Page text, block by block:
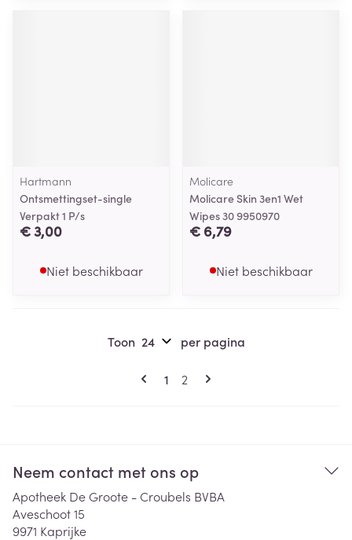
Hartmann
Ontsmettingset-single
Verpakt 1 P/s
€ 3,00
Niet beschikbaar
Molicare
Molicare Skin 3en1 Wet
Wipes 30 9950970
€ 6,79
Niet beschikbaar
Pagina's
U lees momenteel pagina
1 Pagina
2
Toon per pagina
Neem contact met ons op
Apotheek De Groote - Croubels BVBA
Aveschoot 15
9971 Kaprijke